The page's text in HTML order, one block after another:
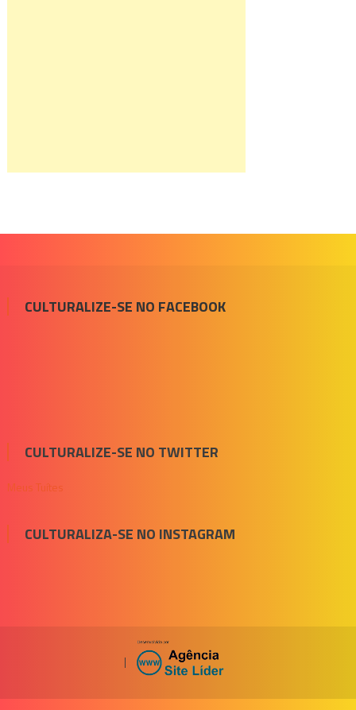
CULTURALIZE-SE NO FACEBOOK
CULTURALIZE-SE NO TWITTER
Meus Tuítes
CULTURALIZA-SE NO INSTAGRAM
|